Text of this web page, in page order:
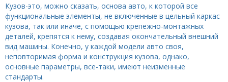
Кузов-это, можно сказать, основа авто, к которой все
функциональные элементы, не включенные в цельный каркас
кузова, так или иначе, с помощью крепежно-монтажных
деталей, крепятся к нему, создавая окончательный внешний
вид машины. Конечно, у каждой модели авто своя,
неповторимая форма и конструкция кузова, однако,
основные параметры, все-таки, имеют неизменные
стандарты.